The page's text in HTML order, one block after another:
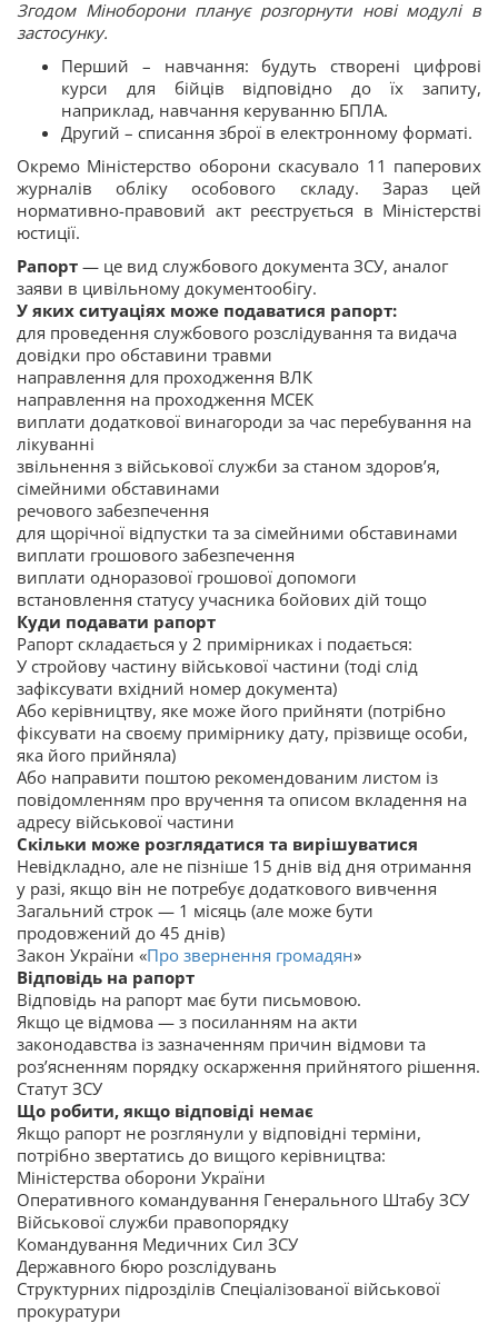
Згодом Міноборони планує розгорнути нові модулі в
застосунку.
Перший – навчання: будуть створені цифрові
курси для бійців відповідно до їх запиту,
наприклад, навчання керуванню БПЛА.
Другий – списання зброї в електронному форматі.
Окремо Міністерство оборони скасувало 11 паперових
журналів обліку особового складу. Зараз цей
нормативно-правовий акт реєструється в Міністерстві
юстиції.
Рапорт — це вид службового документа ЗСУ, аналог
заяви в цивільному документообігу.
У яких ситуаціях може подаватися рапорт:
для проведення службового розслідування та видача
довідки про обставини травми
направлення для проходження ВЛК
направлення на проходження МСЕК
виплати додаткової винагороди за час перебування на
лікуванні
звільнення з військової служби за станом здоров’я,
сімейними обставинами
речового забезпечення
для щорічної відпустки та за сімейними обставинами
виплати грошового забезпечення
виплати одноразової грошової допомоги
встановлення статусу учасника бойових дій тощо
Куди подавати рапорт
Рапорт складається у 2 примірниках і подається:
У стройову частину військової частини (тоді слід
зафіксувати вхідний номер документа)
Або керівництву, яке може його прийняти (потрібно
фіксувати на своєму примірнику дату, прізвище особи,
яка його прийняла)
Або направити поштою рекомендованим листом із
повідомленням про вручення та описом вкладення на
адресу військової частини
Скільки може розглядатися та вирішуватися
Невідкладно, але не пізніше 15 днів від дня отримання
у разі, якщо він не потребує додаткового вивчення
Загальний строк — 1 місяць (але може бути
продовжений до 45 днів)
Закон України «Про звернення громадян»
Відповідь на рапорт
Відповідь на рапорт має бути письмовою.
Якщо це відмова — з посиланням на акти
законодавства із зазначенням причин відмови та
роз’ясненням порядку оскарження прийнятого рішення.
Статут ЗСУ
Що робити, якщо відповіді немає
Якщо рапорт не розглянули у відповідні терміни,
потрібно звертатись до вищого керівництва:
Міністерства оборони України
Оперативного командування Генерального Штабу ЗСУ
Військової служби правопорядку
Командування Медичних Сил ЗСУ
Державного бюро розслідувань
Структурних підрозділів Спеціалізованої військової
прокуратури